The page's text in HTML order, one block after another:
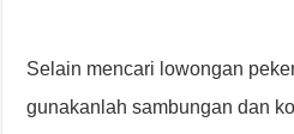
Selain mencari lowongan
gunakanlah sambungan dan